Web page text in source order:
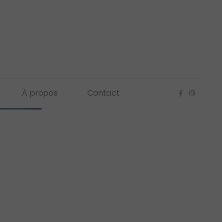
À propos Contact